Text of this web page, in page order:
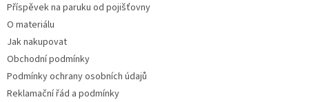
Příspěvek na paruku od pojišťovny
O materiálu
Jak nakupovat
Obchodní podmínky
Podmínky ochrany osobních údajů
Reklamační řád a podmínky